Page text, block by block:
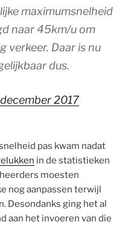
maximumsnelheid
naar 45km/u om
verkeer. Daar is nu
dus.
2017
pas kwam nadat
in de statistieken
moesten
nog aanpassen terwijl
Desondanks ging het al
aan het invoeren van die